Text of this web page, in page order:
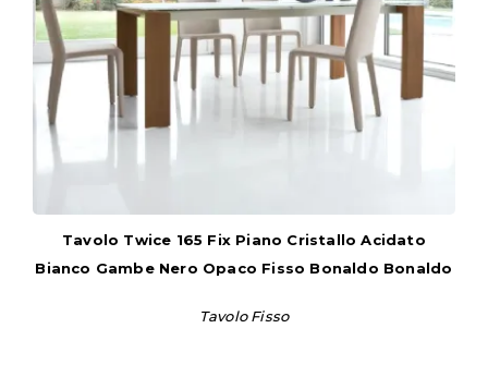
Tavolo Twice 165 Fix Piano Cristallo Acidato
Bianco Gambe Nero Opaco Fisso Bonaldo Bonaldo
Tavolo Fisso